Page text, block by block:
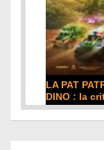
LA PAT
DINO : la